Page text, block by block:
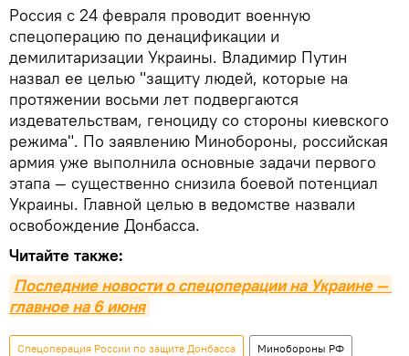
Россия с 24 февраля проводит военную
спецоперацию по денацификации и
демилитаризации Украины. Владимир Путин
назвал ее целью "защиту людей, которые на
протяжении восьми лет подвергаются
издевательствам, геноциду со стороны киевского
режима". По заявлению Минобороны, российская
армия уже выполнила основные задачи первого
этапа — существенно снизила боевой потенциал
Украины. Главной целью в ведомстве назвали
освобождение Донбасса.
Читайте также:
Последние новости о спецоперации на Украине —
главное на 6 июня
Спецоперация России по защите Донбасса Минобороны РФ